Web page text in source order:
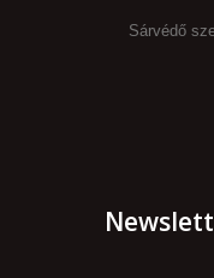
Sárvédő